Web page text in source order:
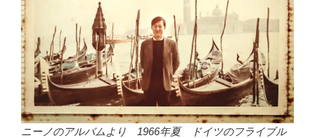
ニーノのアルバムより 1966年夏 ドイツのフライブル